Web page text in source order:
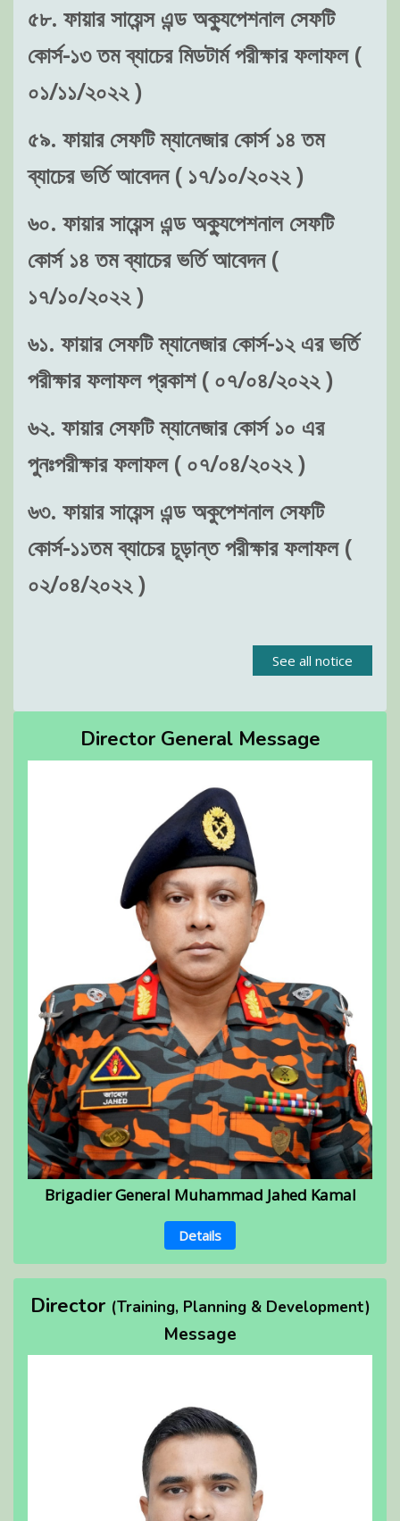
৫৮. ফায়ার সায়েন্স এন্ড অক্যুপেশনাল সেফটি
কোর্স-১৩ তম ব্যাচের মিডটার্ম পরীক্ষার ফলাফল (
০১/১১/২০২২ )
৫৯. ফায়ার সেফটি ম্যানেজার কোর্স ১৪ তম
ব্যাচের ভর্তি আবেদন ( ১৭/১০/২০২২ )
৬০. ফায়ার সায়েন্স এন্ড অক্যুপেশনাল সেফটি
কোর্স ১৪ তম ব্যাচের ভর্তি আবেদন (
১৭/১০/২০২২ )
৬১. ফায়ার সেফটি ম্যানেজার কোর্স-১২ এর ভর্তি
পরীক্ষার ফলাফল প্রকাশ ( ০৭/০৪/২০২২ )
৬২. ফায়ার সেফটি ম্যানেজার কোর্স ১০ এর
পুনঃপরীক্ষার ফলাফল ( ০৭/০৪/২০২২ )
৬৩. ফায়ার সায়েন্স এন্ড অকুপেশনাল সেফটি
কোর্স-১১তম ব্যাচের চূড়ান্ত পরীক্ষার ফলাফল (
০২/০৪/২০২২ )
See all notice
Director General Message
Brigadier General Muhammad Jahed Kamal
Details
Director (Training, Planning & Development)
Message